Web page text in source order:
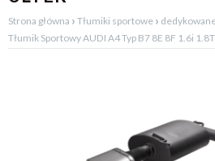
Strona główna › Tłumiki sportowe ›
Tłumik Sportowy AUDI A4 Typ B7 8E 8F 1.6i